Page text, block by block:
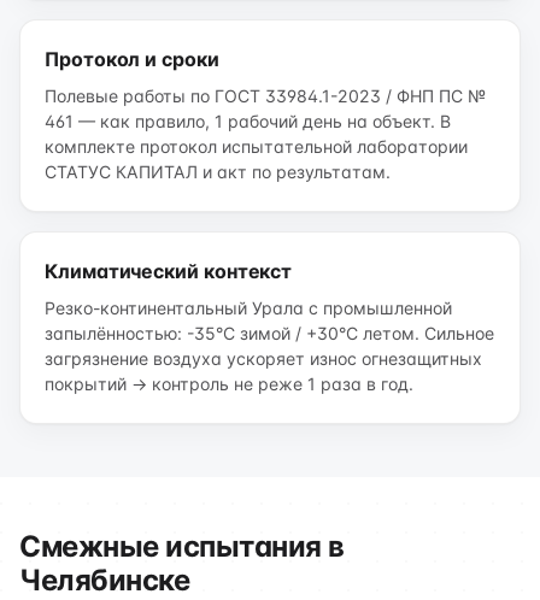
Протокол и сроки
Полевые работы по ГОСТ 33984.1-2023 / ФНП ПС №
461 — как правило, 1 рабочий день на объект. В
комплекте протокол испытательной лаборатории
СТАТУС КАПИТАЛ и акт по результатам.
Климатический контекст
Резко-континентальный Урала с промышленной
запылённостью: -35°C зимой / +30°C летом. Сильное
загрязнение воздуха ускоряет износ огнезащитных
покрытий → контроль не реже 1 раза в год.
Смежные испытания в
Челябинске